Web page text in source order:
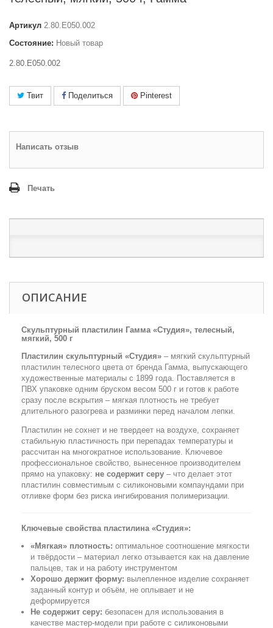
Артикул 2.80.Е050.002
Состояние: Новый товар
2.80.Е050.002
Твит Поделиться Pinterest
Написать отзыв
Печать
ОПИСАНИЕ
Скульптурный пластилин Гамма «Студия», телесный,
мягкий, 500 г
Пластилин скульптурный «Студия» – мягкий скульптурный
пластилин телесного цвета от бренда Гамма, выпускающего
художественные материалы с 1899 года. Поставляется в
ПВХ упаковке одним бруском весом 500 г и готов к работе
сразу после вскрытия – мягкая плотность не требует
длительного разогрева и разминки перед началом лепки.
Пластилин не сохнет и не твердеет на воздухе, сохраняет
стабильную пластичность при перепадах температуры и
рассчитан на многократное использование. Ключевое
профессиональное свойство, вынесенное производителем
прямо на упаковку: не содержит серу – что делает этот
пластилин совместимым с силиконовыми компаундами при
отливке форм без риска ингибирования полимеризации.
Ключевые свойства пластилина «Студия»:
«Мягкая» плотность: оптимальное соотношение мягкости
и твёрдости – материал легко отзывается как на давление
пальцев, так и на работу инструментом
Хорошо держит форму: вылепленное изделие сохраняет
заданный контур и объём, не оплывает и не
деформируется
Не содержит серу: безопасен для использования в
качестве мастер-модели при работе с силиконовыми